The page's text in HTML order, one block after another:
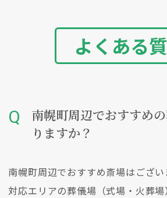
よくある
南幌町周辺でおすすめ
りますか？
南幌町周辺でおすすめ斎場はござ
対応エリアの葬儀場（式場・火葬